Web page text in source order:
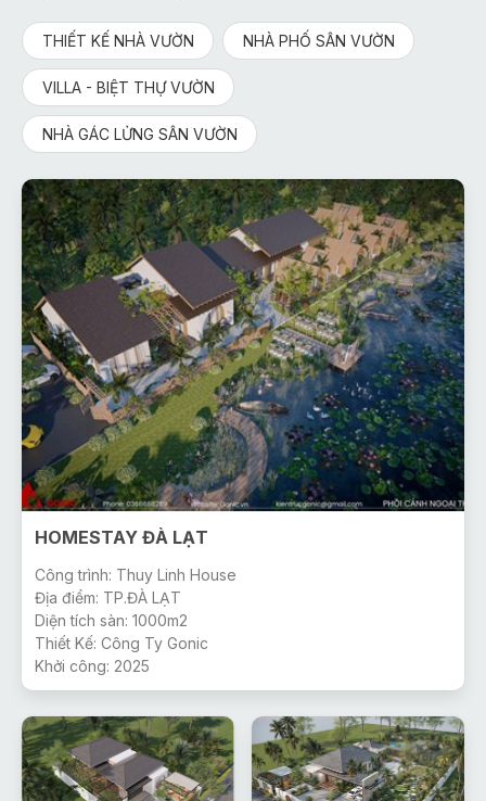
THIẾT KẾ NHÀ VƯỜN NHÀ PHỐ SÂN VƯỜN
VILLA - BIỆT THỰ VƯỜN
NHÀ GÁC LỬNG SÂN VƯỜN
HOMESTAY ĐÀ LẠT
Công trình: Thuy Linh House
Địa điểm: TP.ĐÀ LẠT
Diện tích sàn: 1000m2
Thiết Kế: Công Ty Gonic
Khởi công: 2025